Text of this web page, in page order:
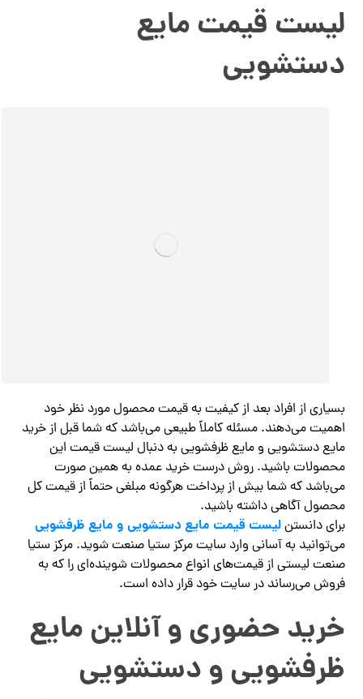
لیست قیمت مایع
دستشویی
بسیاری از افراد بعد از کیفیت به قیمت محصول مورد نظر خود
اهمیت می‌دهند. مسئله کاملاً طبیعی می‌باشد که شما قبل از خرید
مایع دستشویی و مایع ظرفشویی به دنبال لیست قیمت این
محصولات باشید. روش درست خرید عمده به همین صورت
می‌باشد که شما بیش از پرداخت هرگونه مبلغی حتماً از قیمت کل
محصول آگاهی داشته باشید.
برای دانستنلیست قیمت مایع دستشویی و مایع ظرفشویی
می‌توانید به آسانی وارد سایت مرکز ستیا صنعت شوید. مرکز ستیا
صنعت لیستی از قیمت‌های انواع محصولات شوینده‌ای را که به
فروش می‌رساند در سایت خود قرار داده است.
خرید حضوری و آنلاین مایع
ظرفشویی و دستشویی